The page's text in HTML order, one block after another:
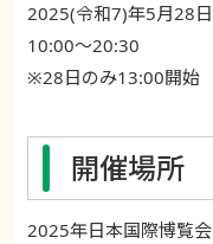
2025(令和7)年5月28
10:00～20:30
※28日のみ13:00開始
開催場所
2025年日本国際博覧